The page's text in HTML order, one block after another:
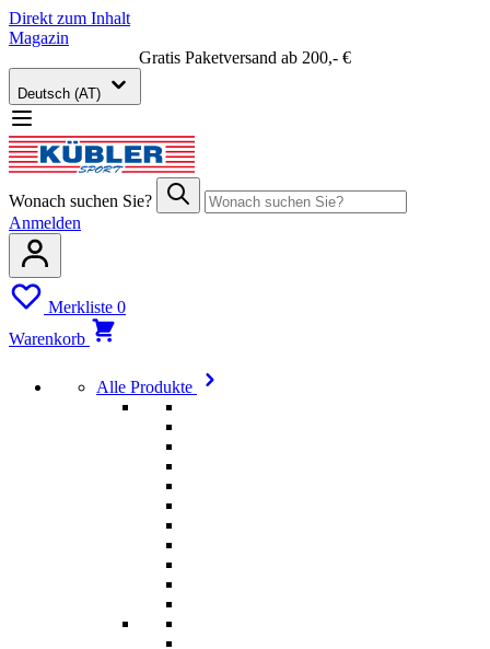
Direkt zum Inhalt
Magazin
Gratis Paketversand ab 200,- €
Deutsch (AT)
Wonach suchen Sie?
Anmelden
Merkliste 0
Warenkorb
Alle Produkte